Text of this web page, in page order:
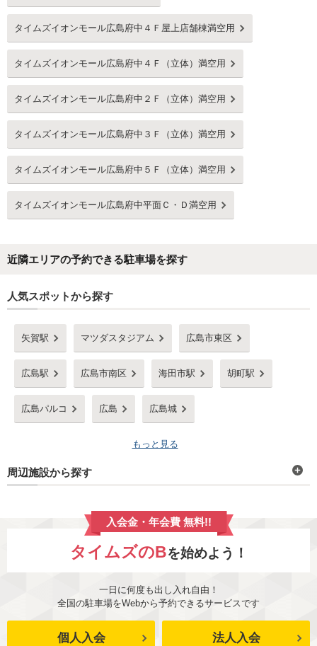
タイムズイオンモール広島府中４Ｆ屋上店舗棟満空用
タイムズイオンモール広島府中４Ｆ（立体）満空用
タイムズイオンモール広島府中２Ｆ（立体）満空用
タイムズイオンモール広島府中３Ｆ（立体）満空用
タイムズイオンモール広島府中５Ｆ（立体）満空用
タイムズイオンモール広島府中平面Ｃ・Ｄ満空用
近隣エリアの予約できる駐車場を探す
人気スポットから探す
矢賀駅 マツダスタジアム 広島市東区
広島駅 広島市南区 海田市駅 胡町駅
広島パルコ 広島 広島城
もっと見る
周辺施設から探す
入会金・年会費 無料!!
タイムズのBを始めよう！
一日に何度も出し入れ自由！
全国の駐車場をWebから予約できるサービスです
個人入会 法人入会